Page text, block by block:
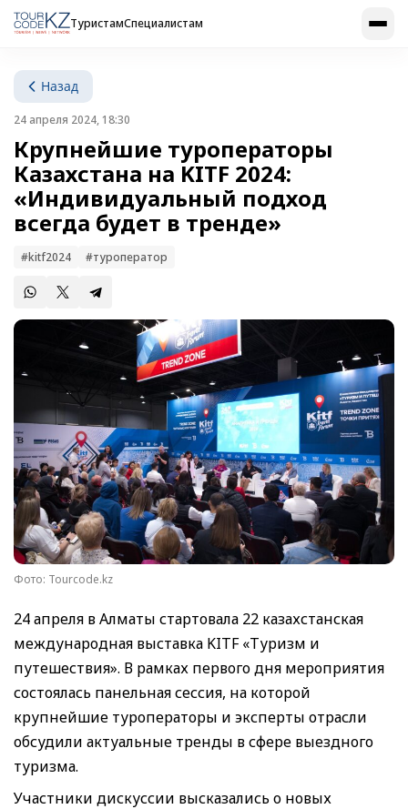
ТуристамСпециалистам
Назад
24 апреля 2024, 18:30
Крупнейшие туроператоры
Казахстана на KITF 2024:
«Индивидуальный подход
всегда будет в тренде»
#kitf2024 #туроператор
Фото: Tourcode.kz
24 апреля в Алматы стартовала 22 казахстанская
международная выставка KITF «Туризм и
путешествия». В рамках первого дня мероприятия
состоялась панельная сессия, на которой
крупнейшие туроператоры и эксперты отрасли
обсудили актуальные тренды в сфере выездного
туризма.
Участники дискуссии высказались о новых